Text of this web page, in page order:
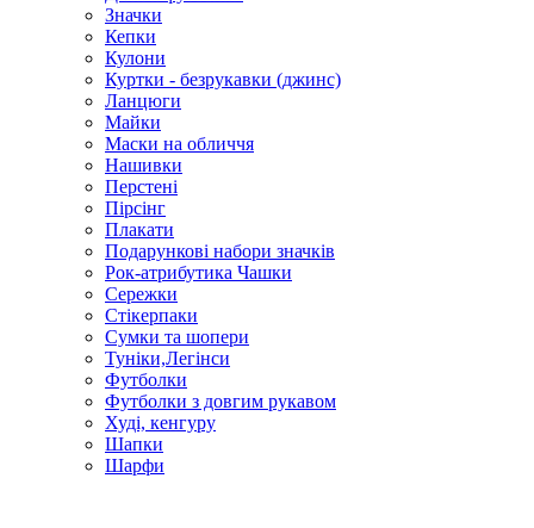
Значки
Кепки
Кулони
Куртки - безрукавки (джинс)
Ланцюги
Майки
Маски на обличчя
Нашивки
Перстені
Пірсінг
Плакати
Подарункові набори значків
Рок-атрибутика Чашки
Сережки
Стікерпаки
Сумки та шопери
Туніки,Легінси
Футболки
Футболки з довгим рукавом
Худі, кенгуру
Шапки
Шарфи